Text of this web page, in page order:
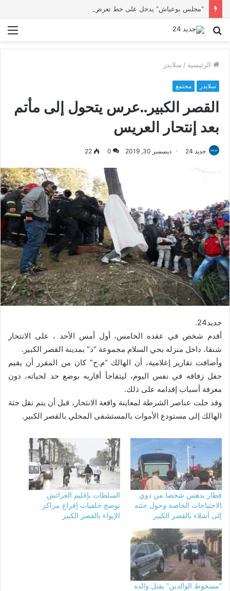
بحث
الرئيسية / سلايدر
سلايدر مجتمع
القصر الكبير..عرس يتحول إلى مأتم
بعد إنتحار العريس
جديد 24 ديسمبر 30, 2019 0
22
جديد24.
أقدم شخص في عقده الخامس، أول أمس الأحد ، على الانتحار
شنقا، داخل منزله بحي السلام مجموعة “د” بمدينة القصر الكبير.
وأضافت تقارير إعلامية، أن الهالك “م.ج” كان من المقرر أن يقيم
حفل زفافه في نفس اليوم، ليتفاجأ أقاربه بوضع حد لحياته، دون
معرفة أسباب إقدامه على ذلك.
وقد حلت عناصر الشرطة لمعاينة واقعة الانتحار، قبل أن يتم نقل جثة
الهالك إلى مستودع الأموات بالمستشفى المحلي بالقصر الكبير.
قطار يدهس شخصا من ذوي
الاحتياجات الخاصة وحول جثته
إلى أشلاء بالقصر الكبير
السلطات بإقليم العرائش
توضح خلفيات إفراغ مراكز
الإيواء بالقصر الكبير
“مسخوط الوالدين” يقتل والده